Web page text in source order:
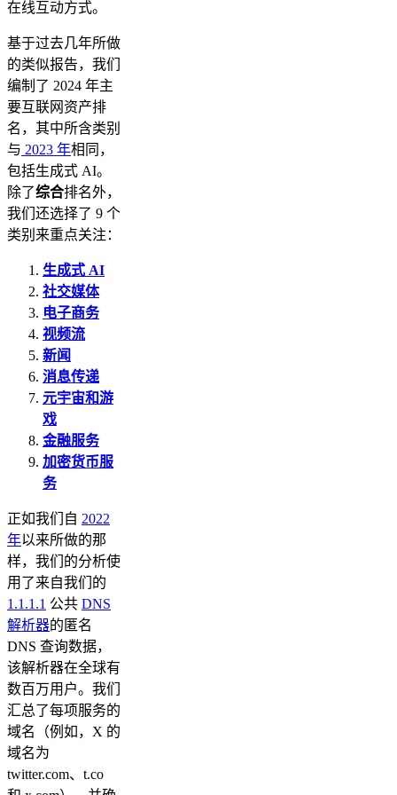
在线互动方式。
基于过去几年所做
的类似报告，我们
编制了 2024 年主
要互联网资产排
名，其中所含类别
与 2023 年相同，
包括生成式 AI。
除了综合排名外，
我们还选择了 9 个
类别来重点关注：
生成式 AI
社交媒体
电子商务
视频流
新闻
消息传递
元宇宙和游
戏
金融服务
加密货币服
务
正如我们自 2022
年以来所做的那
样，我们的分析使
用了来自我们的
1.1.1.1 公共 DNS
解析器的匿名
DNS 查询数据，
该解析器在全球有
数百万用户。我们
汇总了每项服务的
域名（例如，X 的
域名为
twitter.com、t.co